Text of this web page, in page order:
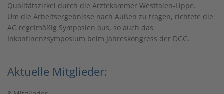
Qualitätszirkel durch die Ärztekammer Westfalen-Lippe.
Um die Arbeitsergebnisse nach Außen zu tragen, richtete die
AG regelmäßig Symposien aus, so auch das
Inkontinenzsymposium beim Jahreskongress der DGG.
Aktuelle Mitglieder: